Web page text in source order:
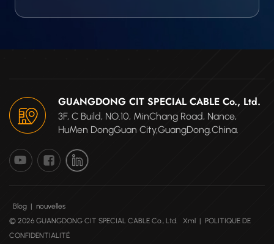
GUANGDONG CIT SPECIAL CABLE Co., Ltd.
3F, C Build, NO.10, MinChang Road, Nance,
HuMen DongGuan City,GuangDong.China.
Blog | nouvelles
© 2026 GUANGDONG CIT SPECIAL CABLE Co., Ltd.
Xml | POLITIQUE DE
CONFIDENTIALITÉ